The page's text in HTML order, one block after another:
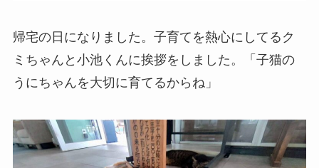
帰宅の日になりました。子育てを熱心にしてるク
ミちゃんと小池くんに挨拶をしました。「子猫の
うにちゃんを大切に育てるからね」